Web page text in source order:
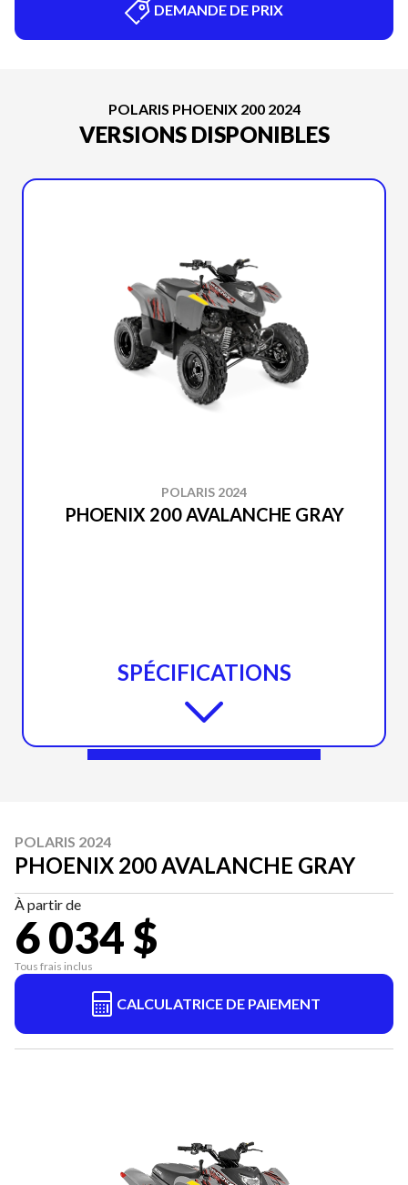
DEMANDE DE PRIX
POLARIS PHOENIX 200 2024
VERSIONS DISPONIBLES
POLARIS 2024
PHOENIX 200 AVALANCHE GRAY
SPÉCIFICATIONS
POLARIS 2024
PHOENIX 200 AVALANCHE GRAY
À partir de
6 034 $
Tous frais inclus
CALCULATRICE DE PAIEMENT